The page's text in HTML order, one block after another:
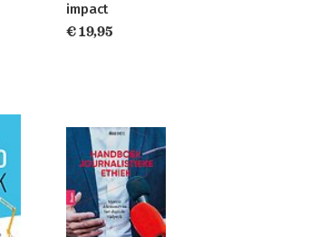
impact
€ 19,95